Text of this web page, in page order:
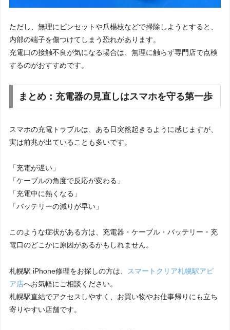
ただし、無理にピンセットや爪楊枝などで掃除しようとすると、
内部の端子を傷つけてしまう恐れがあります。
充電口の接触不良が気になる場合は、無理に触らず専門店で点検
するのがおすすめです。
まとめ：充電器の見直しはスマホを守る第一歩
スマホの充電トラブルは、ある日突然起きるように感じますが、
実は前兆が出ていることも多いです。
「充電が遅い」
「ケーブルの角度で反応が変わる」
「充電中に熱くなる」
「バッテリーの減りが早い」
このような症状がある方は、充電器・ケーブル・バッテリー・充
電口のどこかに原因があるかもしれません。
札幌駅 iPhone修理をお探しの方は、
スマートクリア札幌駅アピ
ア店へお気軽にご相談ください。
札幌駅直結でアクセスしやすく、お買い物やお仕事帰りにも立ち
寄りやすい店舗です。